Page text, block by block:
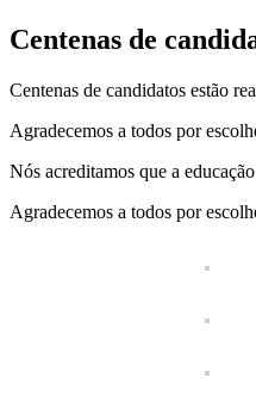
Centenas de
Centenas de candidatos estão
Agradecemos a todos por
Nós acreditamos que a
Agradecemos a todos por